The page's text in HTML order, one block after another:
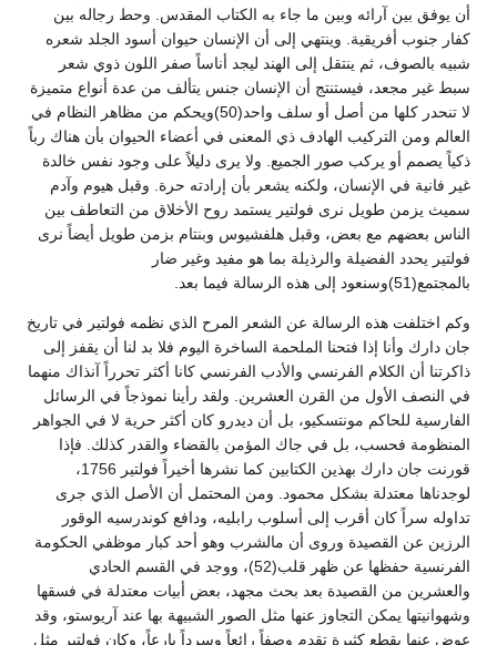
أن يوفق بين آرائه وبين ما جاء به الكتاب المقدس. وحط رجاله بين
كفار جنوب أفريقية. وينتهي إلى أن الإنسان حيوان أسود الجلد شعره
شبيه بالصوف، ثم ينتقل إلى الهند ليجد أناساً صفر اللون ذوي شعر
سبط غير مجعد، فيستنتج أن الإنسان جنس يتألف من عدة أنواع متميزة
لا تنحدر كلها من أصل أو سلف واحد(50)ويحكم من مظاهر النظام في
العالم ومن التركيب الهادف ذي المعنى في أعضاء الحيوان بأن هناك رباً
ذكياً يصمم أو يركب صور الجميع. ولا يرى دليلاً على وجود نفس خالدة
غير فانية في الإنسان، ولكنه يشعر بأن إرادته حرة. وقبل هيوم وآدم
سميث يزمن طويل نرى فولتير يستمد روح الأخلاق من التعاطف بين
الناس بعضهم مع بعض، وقبل هلفشيوس وبنتام بزمن طويل أيضاً نرى
فولتير يحدد الفضيلة والرذيلة بما هو مفيد وغير ضار
بالمجتمع(51)وسنعود إلى هذه الرسالة فيما بعد.
وكم اختلفت هذه الرسالة عن الشعر المرح الذي نظمه فولتير في تاريخ
جان دارك وأنا إذا فتحنا الملحمة الساخرة اليوم فلا بد لنا أن يقفز إلى
ذاكرتنا أن الكلام الفرنسي والأدب الفرنسي كانا أكثر تحرراً آنذاك منهما
في النصف الأول من القرن العشرين. ولقد رأينا نموذجاً في الرسائل
الفارسية للحاكم مونتسكيو، بل أن ديدرو كان أكثر حرية لا في الجواهر
المنظومة فحسب، بل في جاك المؤمن بالقضاء والقدر كذلك. فإذا
قورنت جان دارك بهذين الكتابين كما نشرها أخيراً فولتير 1756،
لوجدناها معتدلة بشكل محمود. ومن المحتمل أن الأصل الذي جرى
تداوله سراً كان أقرب إلى أسلوب رابليه، ودافع كوندرسيه الوقور
الرزين عن القصيدة وروى أن مالشرب وهو أحد كبار موظفي الحكومة
الفرنسية حفظها عن ظهر قلب(52)، ووجد في القسم الحادي
والعشرين من القصيدة بعد بحث مجهد، بعض أبيات معتدلة في فسقها
وشهوانيتها يمكن التجاوز عنها مثل الصور الشبيهة بها عند آريوستو، وقد
عوض عنها بقطع كثيرة تقدم وصفاً رائعاً وسرداً بارعاً، وكان فولتير مثل